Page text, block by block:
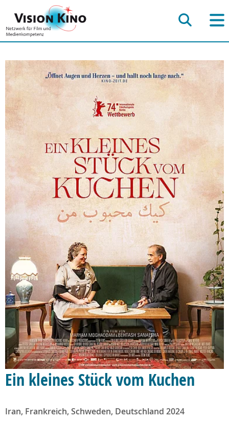
Ein kleines Stück vom Kuchen
Iran, Frankreich, Schweden, Deutschland 2024